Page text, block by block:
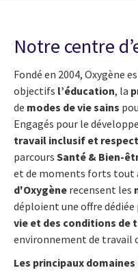
Notre centre
Fondé en 2004, Oxygène
objectifs l’éducation, la
de modes de vie sains
Engagés pour le
travail inclusif et
parcours Santé & Bien-
et de moments forts tout
d'Oxygène recensent les
déploient une offre
vie et des conditions de
environnement de travail
Les principaux